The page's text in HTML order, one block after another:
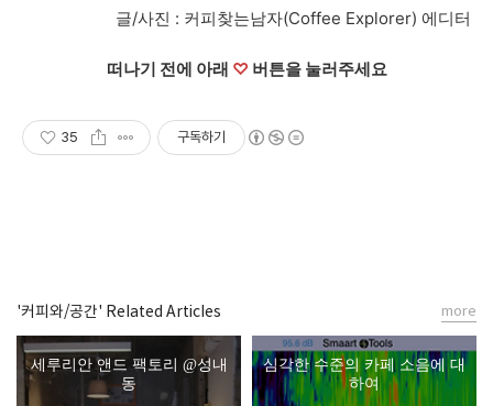
글/사진 : 커피찾는남자(Coffee Explorer) 에디터
떠나기 전에 아래 ♡ 버튼을 눌러주세요
35 구독하기
'커피와/공간' Related Articles
세루리안 앤드 팩토리 @성내
동
심각한 수준의 카페 소음에 대
하여
more